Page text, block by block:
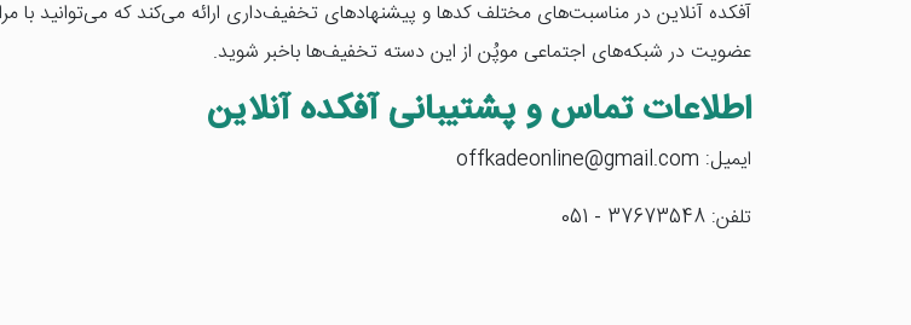
آفکده آنلاین در مناسبت‌های مختلف کدها و پیشنهادهای تخفیف‌داری ارائه می‌کند که می‌توانید با
عضویت در شبکه‌های اجتماعی موپُن از این دسته تخفیف‌ها باخبر شوید.
اطلاعات تماس و پشتیبانی آفکده آنلاین
ایمیل: offkadeonline@gmail.com
تلفن: 37673548 - 051